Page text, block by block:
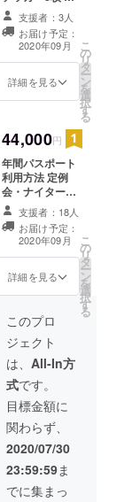
※棄損、紛失した
場合、再発行は
いたしませんの
で、慎重に管理
してください。
利用期限 2020年
10月1日～2021
年9月30日まで
用方法 定例会・
ナイター定例
会・フィールド
主催イベント・
シューティング
エリア・フィー
の方も利用可能
なので、チーム
でシェアしてご
活用頂けます。
※棄損、紛失した
場合、再発行は
いたしませんの
で、慎重に管理
してください。
利用期限 2020年
10月1日～2021
年9月30日まで
支援者：3人
お届け予定：
2020年09月
詳細を見る
こ
の
リ
タ
ー
ン
を
選
択
す
る
44,000円
年間パスポート
利用方法 定例
会・ナイター定
例会にて利用可
能。 貸しきり日
以外の平日限定
にてフィールド
利用可能 ※本人
以外の方の使用
※棄損、紛失した
場合、再発行可
能です。 利用期
限 2020年10月1
日～2021年9月
30日
支援者：18人
お届け予定：
2020年09月
詳細を見る
こ
の
リ
タ
ー
ン
を
選
択
す
る
このプロ
ジェクト
は、 All-In方
式です。
目標金額に
関わらず、
2020/07/30
23:59:59ま
でに集まっ